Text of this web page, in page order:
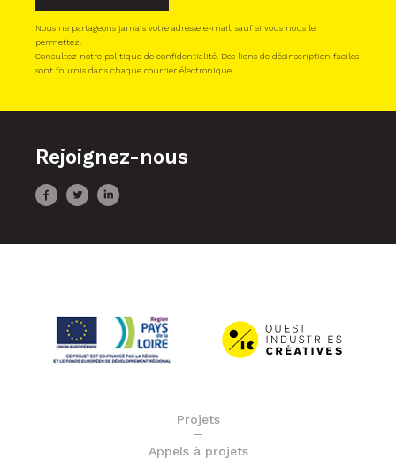
Nous ne partageons jamais votre adresse e-mail, sauf si vous nous le
permettez.
Consultez notre politique de confidentialité. Des liens de désinscription faciles
sont fournis dans chaque courrier électronique.
Rejoignez-nous
Projets
Appels à projets